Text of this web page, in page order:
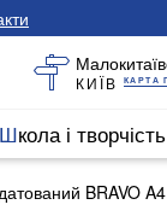
КИЇВ КАРТА
Школа і творчість
BRAVO